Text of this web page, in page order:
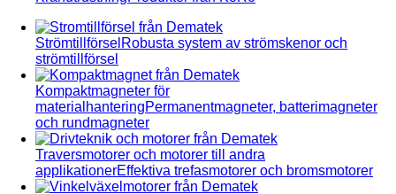
Strömtillförsel Robusta system av strömskenor och
strömtillförsel
Kompaktmagneter för
materialhanteringPermanentmagneter, batterimagneter
och rundmagneter
Traversmotorer och motorer till andra
applikationerEffektiva trefasmotorer och bromsmotorer